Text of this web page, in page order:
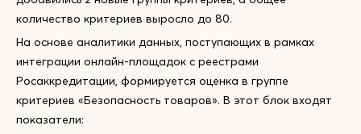
количество критериев выросло до 80.
На основе аналитики данных, поступающих в рамках
интеграции онлайн-площадок с реестрами
Росаккредитации, формируется оценка в группе
критериев «Безопасность товаров». В этот блок входят
показатели: